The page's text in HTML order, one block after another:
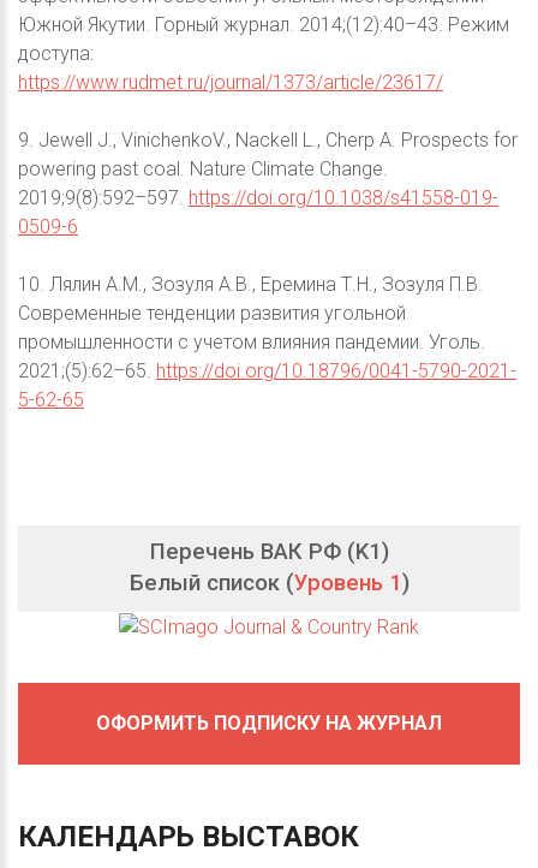
Южной Якутии. Горный журнал. 2014;(12):40–43. Режим
доступа:
https://www.rudmet.ru/journal/1373/article/23617/
9. Jewell J., VinichenkoV., Nackell L., Cherp A. Prospects for
powering past coal. Nature Climate Change.
2019;9(8):592–597. https://doi.org/10.1038/s41558-019-
0509-6
10. Лялин А.М., Зозуля А.В., Еремина Т.Н., Зозуля П.В.
Современные тенденции развития угольной
промышленности с учетом влияния пандемии. Уголь.
2021;(5):62–65. https://doi.org/10.18796/0041-5790-2021-
5-62-65
Перечень ВАК РФ (K1)
Белый список (Уровень 1)
ОФОРМИТЬ ПОДПИСКУ НА ЖУРНАЛ
КАЛЕНДАРЬ ВЫСТАВОК